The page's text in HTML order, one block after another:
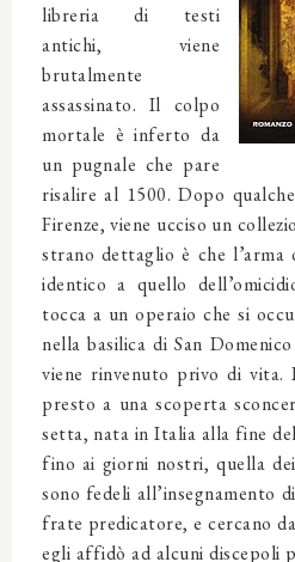
libreria di testi
antichi, viene
brutalmente
assassinato. Il colpo
mortale è inferto da
un pugnale che pare
risalire al 1500. Dopo
Firenze, viene ucciso un
strano dettaglio è che
identico a quello
tocca a un operaio che si
nella basilica di San
viene rinvenuto privo di vita.
presto a una scoperta
setta, nata in Italia alla fine
fino ai giorni nostri, quella
sono fedeli all’insegnamento
frate predicatore, e cercano
egli affidò ad alcuni discepoli